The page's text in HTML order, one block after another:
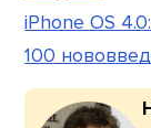
iPhone OS
100